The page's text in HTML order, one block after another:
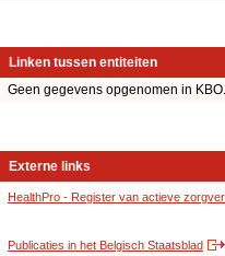
Linken tussen entiteiten
Geen gegevens opgenomen in KBO.
Externe links
HealthPro - Register van actieve
Publicaties in het Belgisch Staatsblad